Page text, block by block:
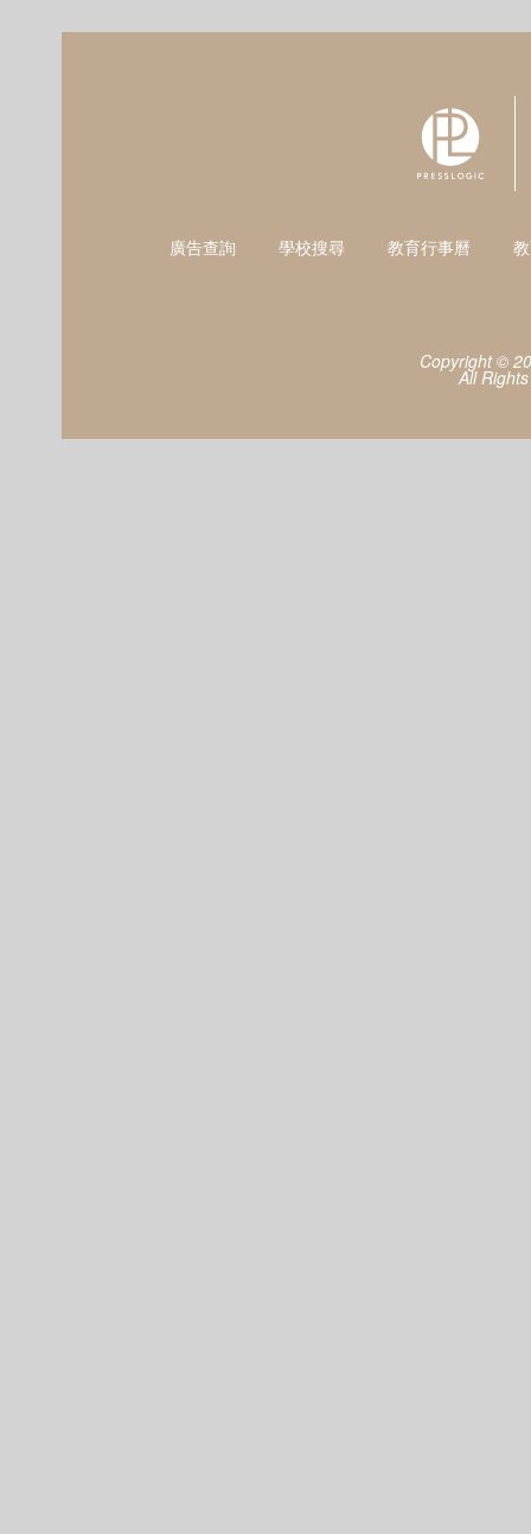
廣告查詢 學校搜尋 教育行事曆
Copyright ©
All